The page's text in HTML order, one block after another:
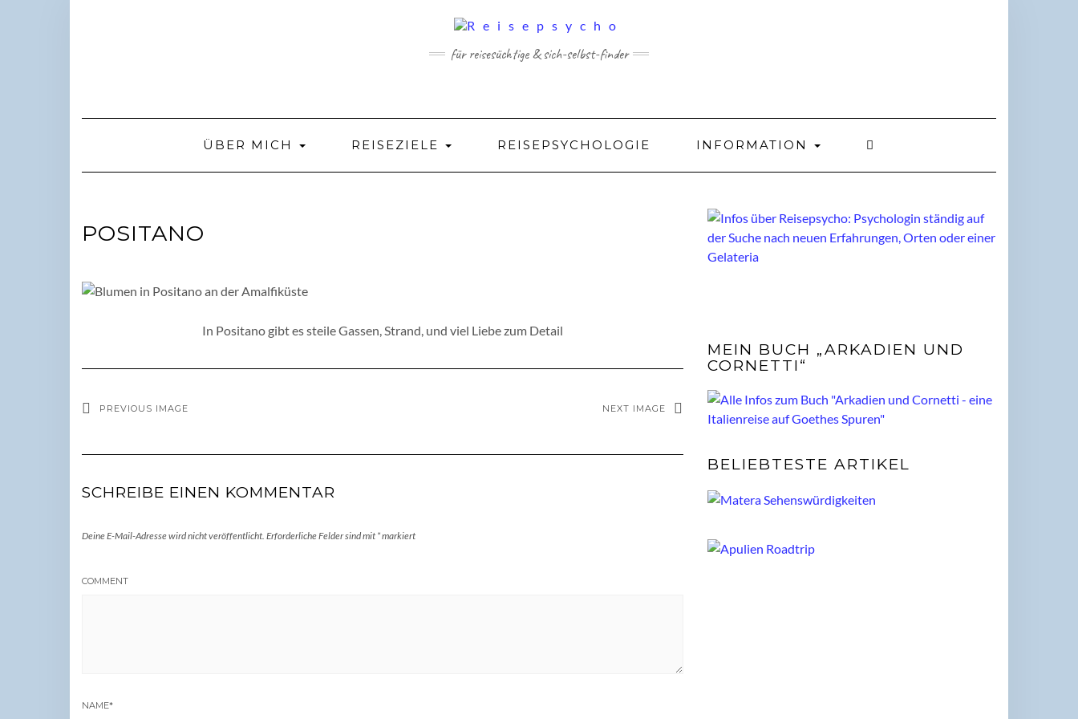
für reisesüchtige & sich-selbst-finder
ÜBER MICH REISEZIELE REISEPSYCHOLOGIE INFORMATION
POSITANO
In Positano gibt es steile Gassen, Strand, und viel Liebe zum Detail
PREVIOUS IMAGE NEXT IMAGE
SCHREIBE EINEN KOMMENTAR
Deine E-Mail-Adresse wird nicht veröffentlicht. Erforderliche Felder sind mit *markiert
COMMENT
NAME*
MEIN BUCH „ARKADIEN UND
CORNETTI“
BELIEBTESTE ARTIKEL